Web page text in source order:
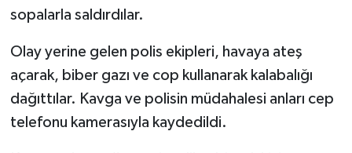
sopalarla saldırdılar.
Olay yerine gelen polis ekipleri, havaya ateş
açarak, biber gazı ve cop kullanarak kalabalığı
dağıttılar. Kavga ve polisin müdahalesi anları cep
telefonu kamerasıyla kaydedildi.